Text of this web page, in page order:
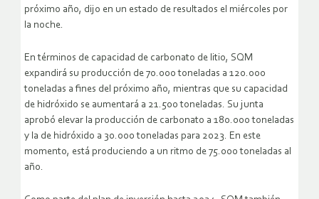
próximo año, dijo en un estado de resultados el miércoles por
la noche.
En términos de capacidad de carbonato de litio, SQM
expandirá su producción de 70.000 toneladas a 120.000
toneladas a fines del próximo año, mientras que su capacidad
de hidróxido se aumentará a 21.500 toneladas. Su junta
aprobó elevar la producción de carbonato a 180.000 toneladas
y la de hidróxido a 30.000 toneladas para 2023. En este
momento, está produciendo a un ritmo de 75.000 toneladas al
año.